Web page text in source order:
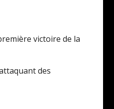
victoire de la
des